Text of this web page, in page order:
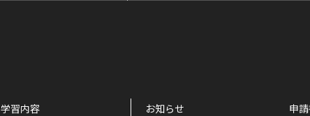
学習内容 お知らせ 申